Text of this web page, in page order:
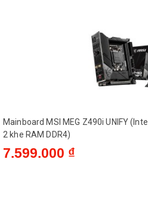
Mainboard MSI MEG Z490i UNIFY
2 khe RAM DDR4)
7.599.000 ₫